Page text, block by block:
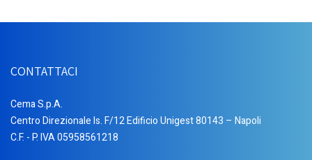
CONTATTACI
Cema S.p.A.
Centro Direzionale Is. F/12 Edificio Unigest 80143 – Napoli
C.F. - P. IVA 05958561218